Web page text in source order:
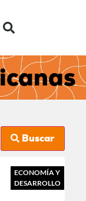
Buscar
ECONOMÍA Y
DESARROLLO